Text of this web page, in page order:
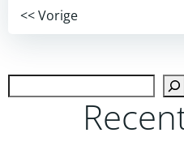
Post
navigation
<< Vorige